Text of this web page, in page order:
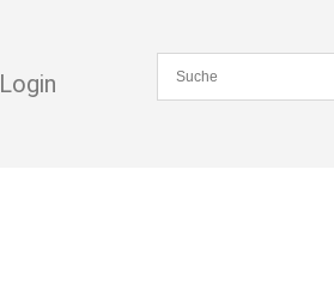
Login